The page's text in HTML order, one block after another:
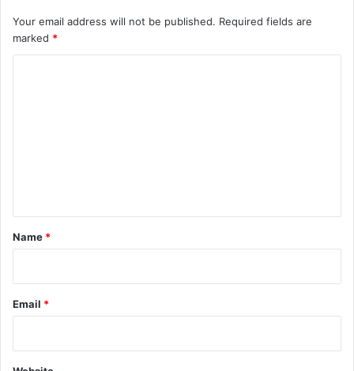
Your email address will not be published. Required fields are
marked *
*
Name *
Email *